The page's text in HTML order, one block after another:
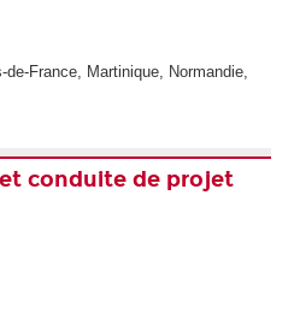
France, Martinique, Normandie,
conduite de projet